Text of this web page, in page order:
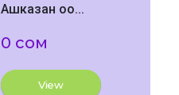
Ашказан оо...
0 сом
View